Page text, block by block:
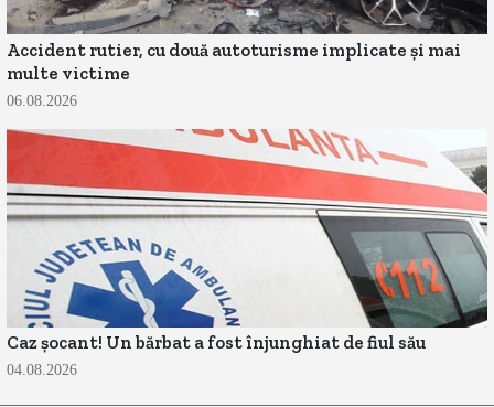
Accident rutier, cu două autoturisme implicate și mai
multe victime
06.08.2026
Caz șocant! Un bărbat a fost înjunghiat de fiul său
04.08.2026